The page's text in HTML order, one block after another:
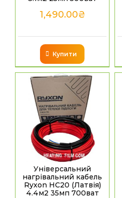
1,490.00₴
Купити
Універсальний
нагрівальний кабель
Ryxon HC20 (Латвія)
4.4м2 35мп 700ват